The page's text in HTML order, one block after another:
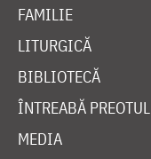
FAMILIE
LITURGICĂ
BIBLIOTECĂ
ÎNTREABĂ PREOTUL
MEDIA